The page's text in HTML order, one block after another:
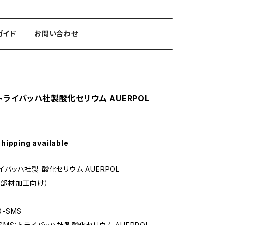
イド お問い合わせ
イバッハ社製酸化セリウム AUERPOL
available
イバッハ社製 酸化セリウム AUERPOL
材加工向け）
SMS